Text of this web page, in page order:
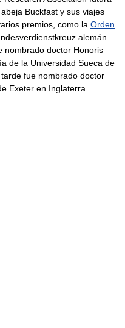
Buckfast y sus viajes
premios, como la Orden
alemán
nombrado doctor Honoris
de la Universidad Sueca de
fue nombrado doctor
Exeter en Inglaterra.